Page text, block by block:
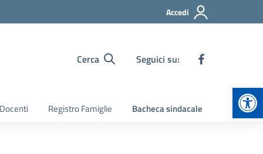
Accedi
Cerca Seguici su:
Registro Famiglie Bacheca sindacale